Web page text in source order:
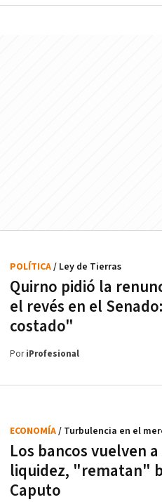
Quirno pidió la
el revés en el
costado"
POLÍTICA/ Ley de Tierras
PoriProfesional
Los bancos vuelven
liquidez, "rematan"
Caputo
ECONOMÍA/ Turbulencia en el